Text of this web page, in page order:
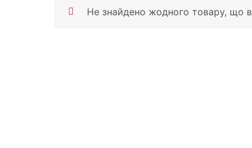
Не знайдено жодного товару, що